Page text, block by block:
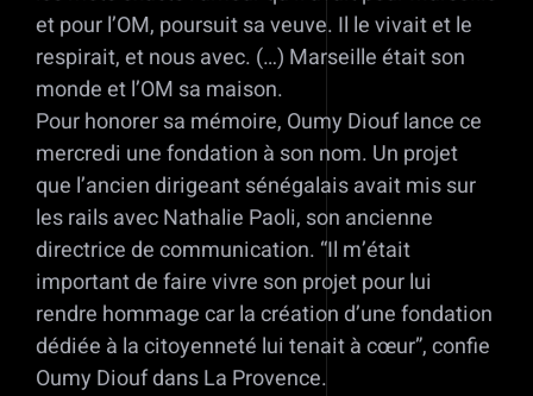
et pour l’OM, poursuit sa veuve. Il le vivait et le
respirait, et nous avec. (…) Marseille était son
monde et l’OM sa maison.
Pour honorer sa mémoire, Oumy Diouf lance ce
mercredi une fondation à son nom. Un projet
que l’ancien dirigeant sénégalais avait mis sur
les rails avec Nathalie Paoli, son ancienne
directrice de communication. “Il m’était
important de faire vivre son projet pour lui
rendre hommage car la création d’une fondation
dédiée à la citoyenneté lui tenait à cœur”, confie
Oumy Diouf dans La Provence.